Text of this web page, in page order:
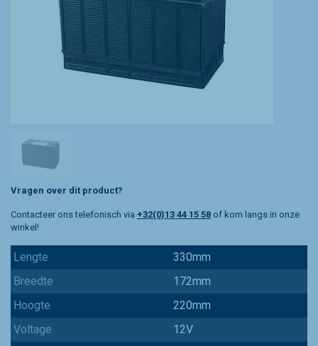
Vragen over dit product?
Contacteer ons telefonisch via +32(0)13 44 15 58 of kom langs in onze
winkel!
Lengte
330mm
Breedte
172mm
Hoogte
220mm
Voltage
12V